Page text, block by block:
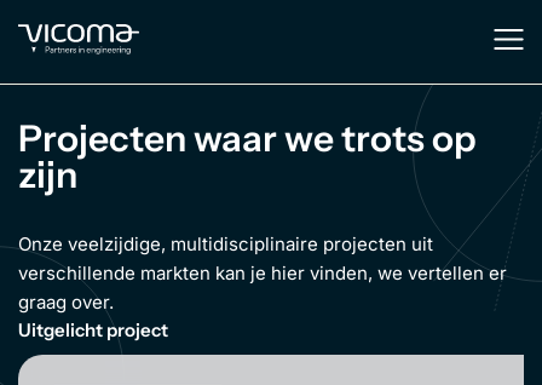
Projecten waar we trots op
zijn
Onze veelzijdige, multidisciplinaire projecten uit
verschillende markten kan je hier vinden, we vertellen er
graag over.
Uitgelicht project